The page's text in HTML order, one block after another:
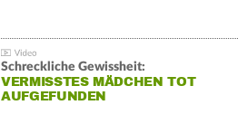
Schreckliche Gewissheit:
VERMISSTES MÄDCHEN TOT
AUFGEFUNDEN